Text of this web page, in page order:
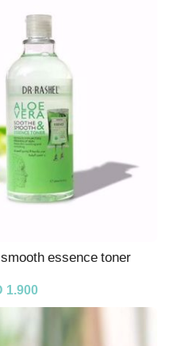
essence toner
1.900